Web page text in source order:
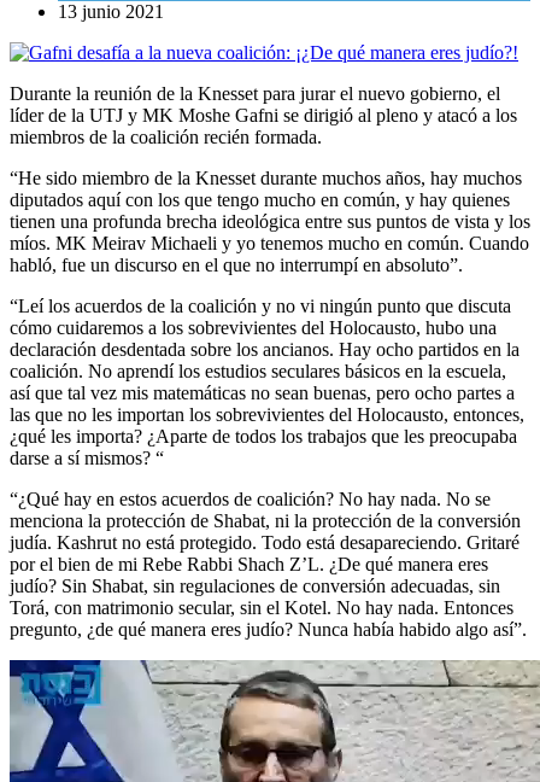
13 junio 2021
Durante la reunión de la Knesset para jurar el nuevo gobierno, el
líder de la UTJ y MK Moshe Gafni se dirigió al pleno y atacó a los
miembros de la coalición recién formada.
“He sido miembro de la Knesset durante muchos años, hay muchos
diputados aquí con los que tengo mucho en común, y hay quienes
tienen una profunda brecha ideológica entre sus puntos de vista y los
míos. MK Meirav Michaeli y yo tenemos mucho en común. Cuando
habló, fue un discurso en el que no interrumpí en absoluto”.
“Leí los acuerdos de la coalición y no vi ningún punto que discuta
cómo cuidaremos a los sobrevivientes del Holocausto, hubo una
declaración desdentada sobre los ancianos. Hay ocho partidos en la
coalición. No aprendí los estudios seculares básicos en la escuela,
así que tal vez mis matemáticas no sean buenas, pero ocho partes a
las que no les importan los sobrevivientes del Holocausto, entonces,
¿qué les importa? ¿Aparte de todos los trabajos que les preocupaba
darse a sí mismos? “
“¿Qué hay en estos acuerdos de coalición? No hay nada. No se
menciona la protección de Shabat, ni la protección de la conversión
judía. Kashrut no está protegido. Todo está desapareciendo. Gritaré
por el bien de mi Rebe Rabbi Shach Z’L. ¿De qué manera eres
judío? Sin Shabat, sin regulaciones de conversión adecuadas, sin
Torá, con matrimonio secular, sin el Kotel. No hay nada. Entonces
pregunto, ¿de qué manera eres judío? Nunca había habido algo así”.